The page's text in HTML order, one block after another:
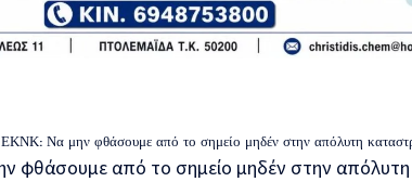
ΕΚΝΚ: Να μην φθάσουμε από το σημείο μηδέν στην απόλυτη